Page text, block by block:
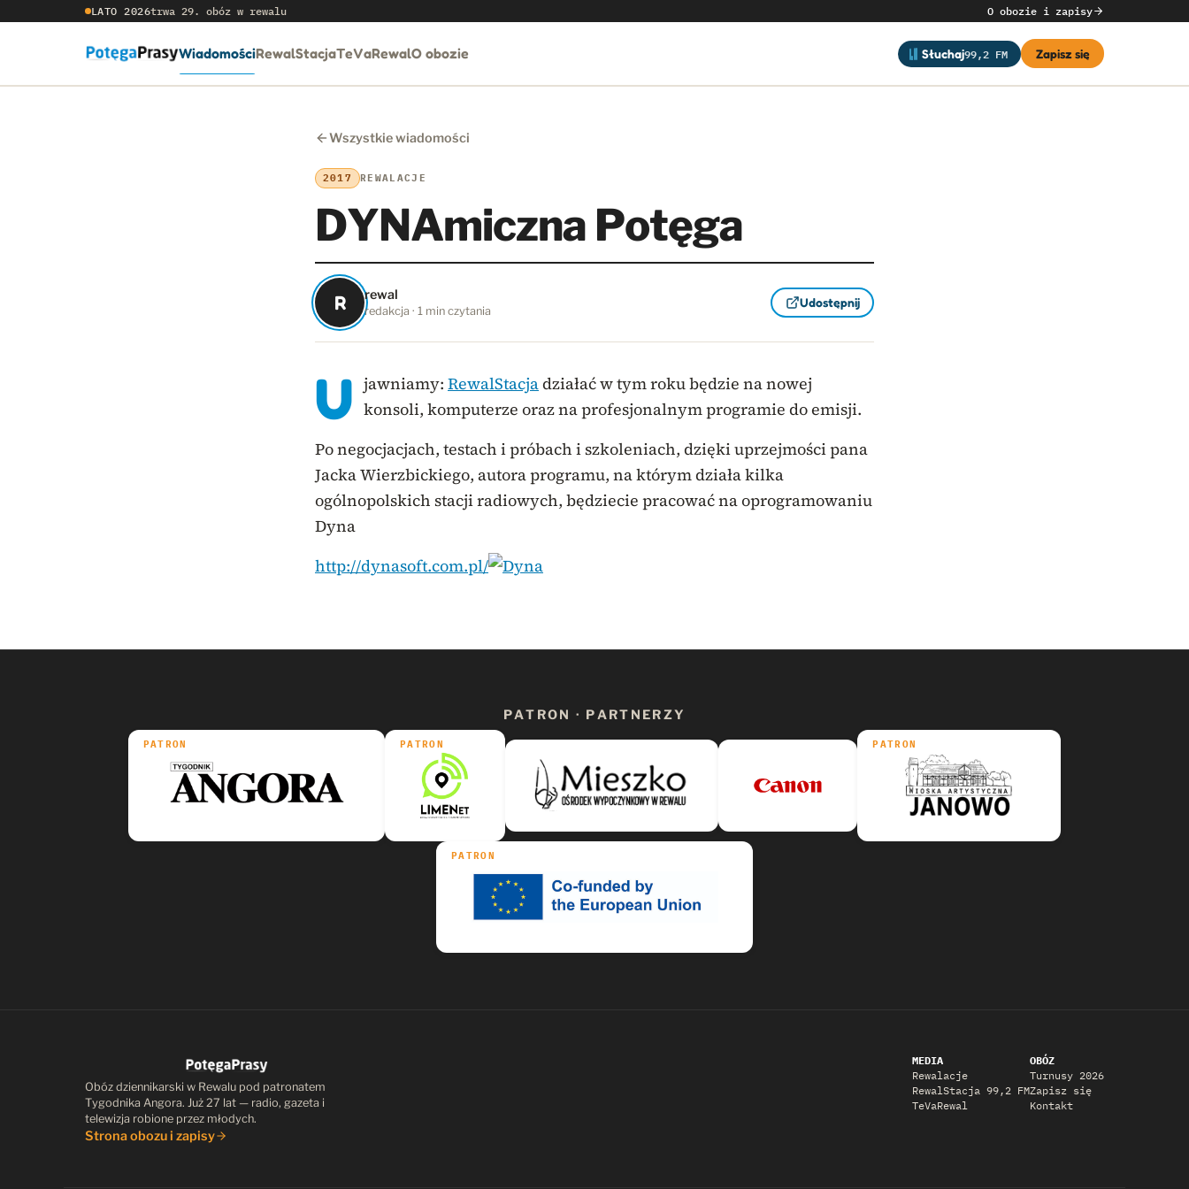
LATO 2026trwa 29. obóz w rewalu O obozie i zapisy
WiadomościRewalStacjaTeVaRewalO obozie Słuchaj99,2 FM Zapisz się
Wszystkie wiadomości
2017 REWALACJE
DYNAmiczna Potęga
R rewal
redakcja · 1 min czytania
Udostępnij
U jawniamy: RewalStacjadziałać w tym roku będzie na nowej
konsoli, komputerze oraz na profesjonalnym programie do emisji.
Po negocjacjach, testach i próbach i szkoleniach, dzięki uprzejmości pana
Jacka Wierzbickiego, autora programu, na którym działa kilka
ogólnopolskich stacji radiowych, będziecie pracować na oprogramowaniu
Dyna
http://dynasoft.com.pl/
PATRON · PARTNERZY
PATRON PATRON PATRON
PATRON
Obóz dziennikarski w Rewalu pod patronatem
Tygodnika Angora. Już 27 lat — radio, gazeta i
telewizja robione przez młodych.
Strona obozu i zapisy
MEDIA
Rewalacje
RewalStacja 99,2 FM
TeVaRewal
OBÓZ
Turnusy 2026
Zapisz się
Kontakt